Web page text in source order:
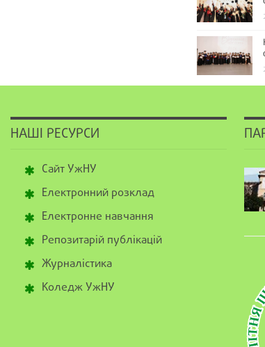
НАШІ РЕСУРСИ
Сайт УжНУ
Електронний розклад
Електронне навчання
Репозитарій публікацій
Журналістика
Коледж УжНУ